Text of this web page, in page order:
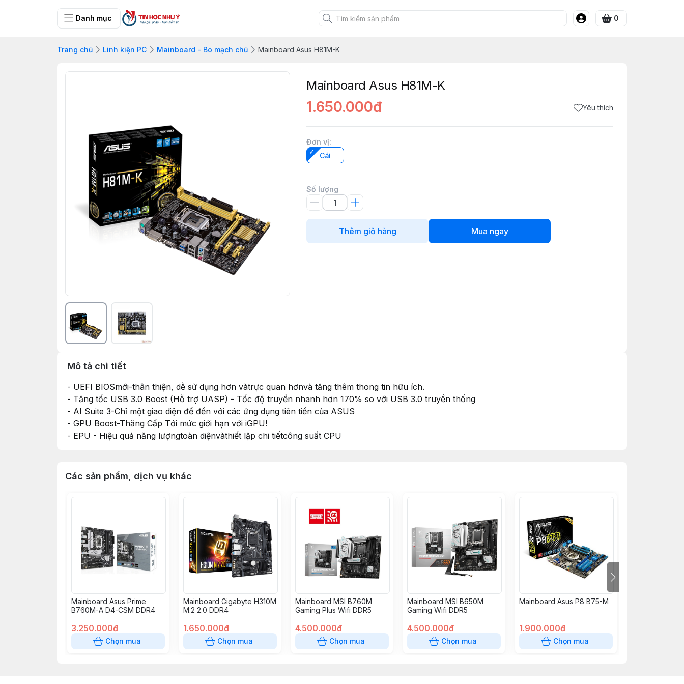
Danh mục 0
Trang chủ Linh kiện PC Mainboard - Bo mạch chủ Mainboard Asus H81M-K
Mainboard Asus H81M-K
1.650.000đ Yêu thích
Đơn vị:
Cái
Số lượng
Thêm giỏ hàng Mua ngay
Mô tả chi tiết
- UEFI BIOSmới-thân thiện, dễ sử dụng hơn vàtrực quan hơnvà tăng thêm thong tin hữu ích.
- Tăng tốc USB 3.0 Boost (Hỗ trợ UASP) - Tốc độ truyền nhanh hơn 170% so với USB 3.0 truyền thống
- AI Suite 3-Chỉ một giao diện để đến với các ứng dụng tiên tiến của ASUS
- GPU Boost-Thăng Cấp Tới mức giới hạn với iGPU!
- EPU - Hiệu quả năng lượngtoàn diệnvàthiết lập chi tiếtcông suất CPU
Các sản phẩm, dịch vụ khác
Mainboard Asus Prime
B760M-A D4-CSM DDR4
3.250.000đ
Chọn mua
Mainboard Gigabyte H310M
M.2 2.0 DDR4
1.650.000đ
Chọn mua
Mainboard MSI B760M
Gaming Plus Wifi DDR5
4.500.000đ
Chọn mua
Mainboard MSI B650M
Gaming Wifi DDR5
4.500.000đ
Chọn mua
Mainboard Asus P8 B75-M
1.900.000đ
Chọn mua